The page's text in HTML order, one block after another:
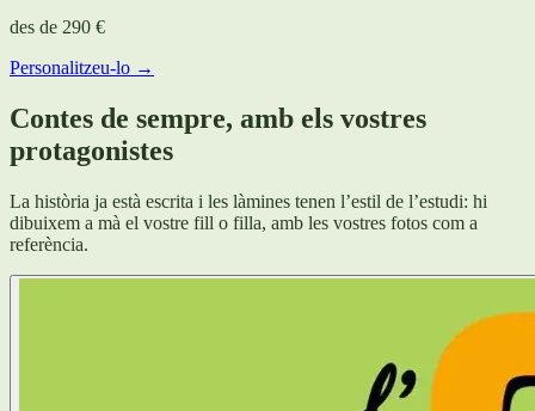
des de 290 €
Personalitzeu-lo →
Contes de sempre, amb els vostres
protagonistes
La història ja està escrita i les làmines tenen l’estil de l’estudi: hi
dibuixem a mà el vostre fill o filla, amb les vostres fotos com a
referència.